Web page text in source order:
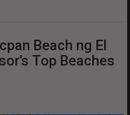
Beach ng El
Top Beaches